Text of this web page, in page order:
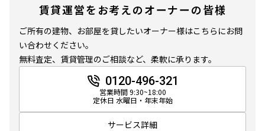
賃貸運営をお考えのオーナーの皆様
ご所有の建物、お部屋を貸したいオーナー様はこちらにお問
い合わせください。
無料査定、賃貸管理のご相談など、柔軟に承ります。
0120-496-321
営業時間 9:30~18:00
定休日 水曜日・年末年始
サービス詳細